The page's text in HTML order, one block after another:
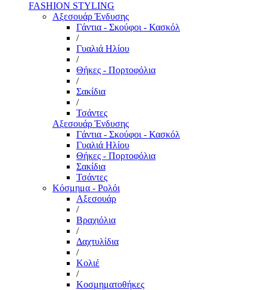
FASHION STYLING
Αξεσουάρ Ένδυσης
Γάντια - Σκούφοι - Κασκόλ
/
Γυαλιά Ηλίου
/
Θήκες - Πορτοφόλια
/
Σακίδια
/
Τσάντες
Αξεσουάρ Ένδυσης
Γάντια - Σκούφοι - Κασκόλ
Γυαλιά Ηλίου
Θήκες - Πορτοφόλια
Σακίδια
Τσάντες
Κόσμημα - Ρολόι
Αξεσουάρ
/
Βραχιόλια
/
Δαχτυλίδια
/
Κολιέ
/
Κοσμηματοθήκες